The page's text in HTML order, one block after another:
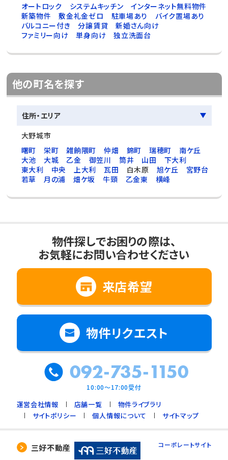
オートロック
システムキッチン
インターネット無料物件
新築物件
敷金礼金ゼロ 駐車場あり
バイク置場あり
バルコニー付き
分譲賃貸
新婚さん向け
ファミリー向け
単身向け 独立洗面台
他の町名を探す
住所・エリア
大野城市
曙町
栄町 雑餉隈町 仲畑 錦町 瑞穂町
南ケ丘
大池
大城 乙金 御笠川 筒井 山田
下大利
東大利
中央 上大利 瓦田 白木原 旭ケ丘
宮野台
若草
月の浦 畑ケ坂 牛頸 乙金東 横峰
物件探しでお困りの際は、
お気軽にお問い合わせください
来店希望
物件リクエスト
092-735-1150
10:00～17:00受付
運営会社情報 店舗一覧
物件ライブラリ
サイトポリシー
個人情報について サイトマップ
三好不動産 コーポレートサイト